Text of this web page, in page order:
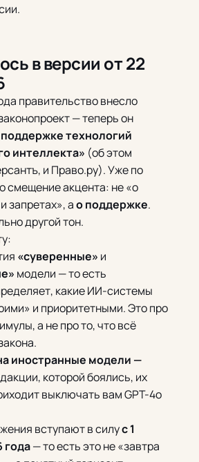
в версии от 22
правительство внесло
— теперь он
технологий
интеллекта» (об этом
и Право.ру). Уже по
смещение акцента: не «о
запретах», ао поддержке.
другой тон.
«суверенные» и
модели — то есть
какие ИИ-системы
и приоритетными. Это про
а не про то, что всё
иностранные модели —
которой боялись, их
выключать вам GPT-4o
вступают в силус 1
года— то есть это не «завтра